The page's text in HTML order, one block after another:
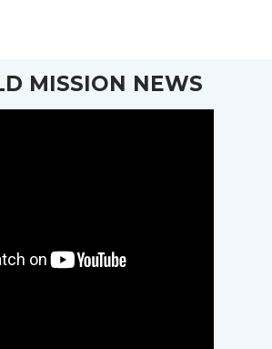
MISSION NEWS